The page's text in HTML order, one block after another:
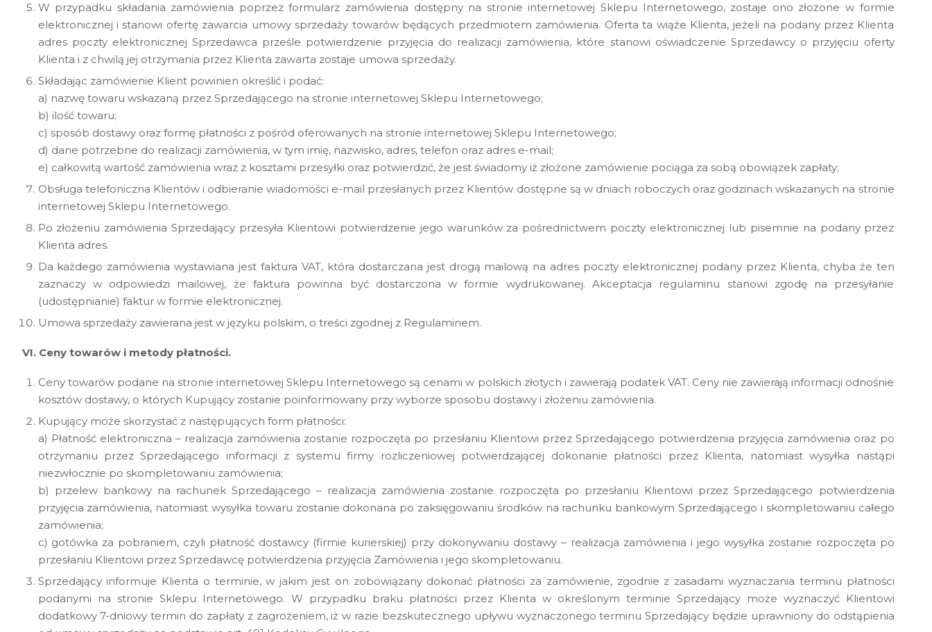
W przypadku składania zamówienia poprzez formularz zamówienia dostępny na stronie internetowej Sklepu Internetowego, zostaje ono złożone w formie
elektronicznej i stanowi ofertę zawarcia umowy sprzedaży towarów będących przedmiotem zamówienia. Oferta ta wiąże Klienta, jeżeli na podany przez Klienta
adres poczty elektronicznej Sprzedawca prześle potwierdzenie przyjęcia do realizacji zamówienia, które stanowi oświadczenie Sprzedawcy o przyjęciu oferty
Klienta i z chwilą jej otrzymania przez Klienta zawarta zostaje umowa sprzedaży.
Składając zamówienie Klient powinien określić i podać:
a) nazwę towaru wskazaną przez Sprzedającego na stronie internetowej Sklepu Internetowego;
b) ilość towaru;
c) sposób dostawy oraz formę płatności z pośród oferowanych na stronie internetowej Sklepu Internetowego;
d) dane potrzebne do realizacji zamówienia, w tym imię, nazwisko, adres, telefon oraz adres e-mail;
e) całkowitą wartość zamówienia wraz z kosztami przesyłki oraz potwierdzić, że jest świadomy iż złożone zamówienie pociąga za sobą obowiązek zapłaty;
Obsługa telefoniczna Klientów i odbieranie wiadomości e-mail przesłanych przez Klientów dostępne są w dniach roboczych oraz godzinach wskazanych na stronie
internetowej Sklepu Internetowego.
Po złożeniu zamówienia Sprzedający przesyła Klientowi potwierdzenie jego warunków za pośrednictwem poczty elektronicznej lub pisemnie na podany przez
Klienta adres.
Da każdego zamówienia wystawiana jest faktura VAT, która dostarczana jest drogą mailową na adres poczty elektronicznej podany przez Klienta, chyba że ten
zaznaczy w odpowiedzi mailowej, że faktura powinna być dostarczona w formie wydrukowanej. Akceptacja regulaminu stanowi zgodę na przesyłanie
(udostępnianie) faktur w formie elektronicznej.
Umowa sprzedaży zawierana jest w języku polskim, o treści zgodnej z Regulaminem.
VI. Ceny towarów i metody płatności.
Ceny towarów podane na stronie internetowej Sklepu Internetowego są cenami w polskich złotych i zawierają podatek VAT. Ceny nie zawierają informacji odnośnie
kosztów dostawy, o których Kupujący zostanie poinformowany przy wyborze sposobu dostawy i złożeniu zamówienia.
Kupujący może skorzystać z następujących form płatności:
a) Płatność elektroniczna – realizacja zamówienia zostanie rozpoczęta po przesłaniu Klientowi przez Sprzedającego potwierdzenia przyjęcia zamówienia oraz po
otrzymaniu przez Sprzedającego informacji z systemu firmy rozliczeniowej potwierdzającej dokonanie płatności przez Klienta, natomiast wysyłka nastąpi
niezwłocznie po skompletowaniu zamówienia;
b) przelew bankowy na rachunek Sprzedającego – realizacja zamówienia zostanie rozpoczęta po przesłaniu Klientowi przez Sprzedającego potwierdzenia
przyjęcia zamówienia, natomiast wysyłka towaru zostanie dokonana po zaksięgowaniu środków na rachunku bankowym Sprzedającego i skompletowaniu całego
zamówienia;
c) gotówka za pobraniem, czyli płatność dostawcy (firmie kurierskiej) przy dokonywaniu dostawy – realizacja zamówienia i jego wysyłka zostanie rozpoczęta po
przesłaniu Klientowi przez Sprzedawcę potwierdzenia przyjęcia Zamówienia i jego skompletowaniu.
Sprzedający informuje Klienta o terminie, w jakim jest on zobowiązany dokonać płatności za zamówienie, zgodnie z zasadami wyznaczania terminu płatności
podanymi na stronie Sklepu Internetowego. W przypadku braku płatności przez Klienta w określonym terminie Sprzedający może wyznaczyć Klientowi
dodatkowy 7-dniowy termin do zapłaty z zagrożeniem, iż w razie bezskutecznego upływu wyznaczonego terminu Sprzedający będzie uprawniony do odstąpienia